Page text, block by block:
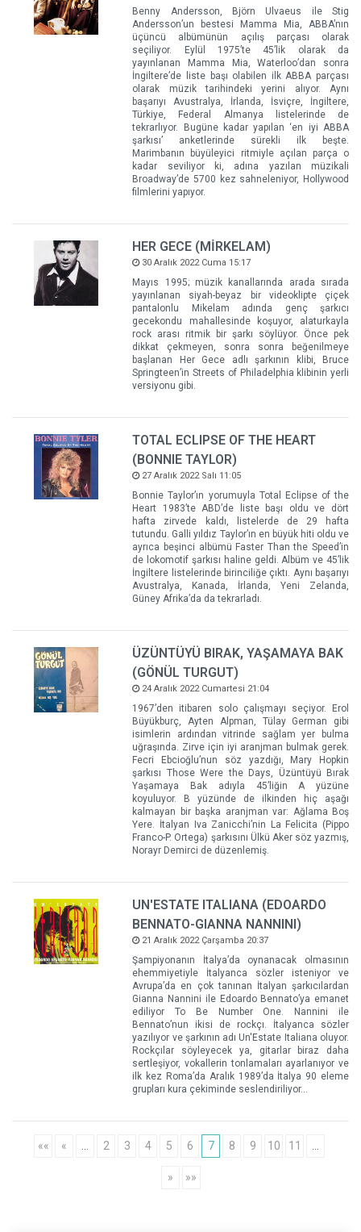
Benny Andersson, Björn Ulvaeus ile Stig
Andersson’un bestesi Mamma Mia, ABBA’nın
üçüncü albümünün açılış parçası olarak
seçiliyor. Eylül 1975’te 45’lik olarak da
yayınlanan Mamma Mia, Waterloo’dan sonra
İngiltere’de liste başı olabilen ilk ABBA parçası
olarak müzik tarihindeki yerini alıyor. Aynı
başarıyı Avustralya, İrlanda, İsviçre, İngiltere,
Türkiye, Federal Almanya listelerinde de
tekrarlıyor. Bugüne kadar yapılan ‘en iyi ABBA
şarkısı’ anketlerinde sürekli ilk beşte.
Marimbanın büyüleyici ritmiyle açılan parça o
kadar seviliyor ki, adına yazılan müzikali
Broadway’de 5700 kez sahneleniyor, Hollywood
filmlerini yapıyor.
HER GECE (MİRKELAM)
30 Aralık 2022 Cuma 15:17
Mayıs 1995; müzik kanallarında arada sırada
yayınlanan siyah-beyaz bir videoklipte çiçek
pantalonlu Mikelam adında genç şarkıcı
gecekondu mahallesinde koşuyor, alaturkayla
rock arası ritmik bir şarkı söylüyor. Önce pek
dikkat çekmeyen, sonra sonra beğenilmeye
başlanan Her Gece adlı şarkının klibi, Bruce
Springteen’in Streets of Philadelphia klibinin yerli
versiyonu gibi.
TOTAL ECLIPSE OF THE HEART
(BONNIE TAYLOR)
27 Aralık 2022 Salı 11:05
Bonnie Taylor’ın yorumuyla Total Eclipse of the
Heart 1983’te ABD’de liste başı oldu ve dört
hafta zirvede kaldı, listelerde de 29 hafta
tutundu. Galli yıldız Taylor’ın en büyük hiti oldu ve
ayrıca beşinci albümü Faster Than the Speed’in
de lokomotif şarkısı haline geldi. Albüm ve 45’lik
İngiltere listelerinde birinciliğe çıktı. Aynı başarıyı
Avustralya, Kanada, İrlanda, Yeni Zelanda,
Güney Afrika’da da tekrarladı.
ÜZÜNTÜYÜ BIRAK, YAŞAMAYA BAK
(GÖNÜL TURGUT)
24 Aralık 2022 Cumartesi 21:04
1967’den itibaren solo çalışmayı seçiyor. Erol
Büyükburç, Ayten Alpman, Tülay German gibi
isimlerin ardından vitrinde sağlam yer bulma
uğraşında. Zirve için iyi aranjman bulmak gerek.
Fecri Ebcioğlu’nun söz yazdığı, Mary Hopkin
şarkısı Those Were the Days, Üzüntüyü Bırak
Yaşamaya Bak adıyla 45’liğin A yüzüne
koyuluyor. B yüzünde de ilkinden hiç aşağı
kalmayan bir başka aranjman var: Ağlama Boş
Yere. İtalyan Iva Zanicchi’nin La Felicita (Pippo
Franco-P. Ortega) şarkısını Ülkü Aker söz yazmış,
Norayr Demirci de düzenlemiş.
UN'ESTATE ITALIANA (EDOARDO
BENNATO-GIANNA NANNINI)
21 Aralık 2022 Çarşamba 20:37
Şampiyonanın İtalya’da oynanacak olmasının
ehemmiyetiyle İtalyanca sözler isteniyor ve
Avrupa’da en çok tanınan İtalyan şarkıcılardan
Gianna Nannini ile Edoardo Bennato’ya emanet
ediliyor To Be Number One. Nannini ile
Bennato’nun ikisi de rockçı. İtalyanca sözler
yazılıyor ve şarkının adı Un'Estate Italiana oluyor.
Rockçılar söyleyecek ya, gitarlar biraz daha
sertleşiyor, vokallerin tonlamaları ayarlanıyor ve
ilk kez Roma’da Aralık 1989’da İtalya 90 eleme
grupları kura çekiminde seslendiriliyor…
«« « 2 3 4 5 6 7 8 9 10 11
» »»